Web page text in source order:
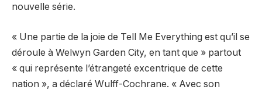
nouvelle série.
« Une partie de la joie de Tell Me Everything est qu’il se
déroule à Welwyn Garden City, en tant que » partout
« qui représente l’étrangeté excentrique de cette
nation », a déclaré Wulff-Cochrane. « Avec son